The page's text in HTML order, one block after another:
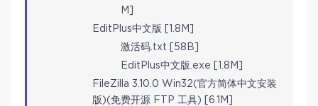
M]
EditPlus中文版 [1.8M]
激活码.txt [58B]
EditPlus中文版.exe [1.8M]
FileZilla 3.10.0 Win32(官方简体中文安装
版)(免费开源 FTP 工具) [6.1M]